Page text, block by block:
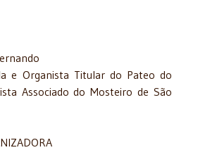
e Organista Titular do Pateo do
Associado do Mosteiro de São